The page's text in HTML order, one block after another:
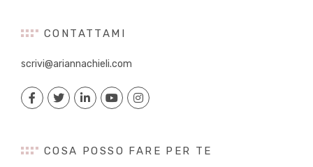
CONTATTAMI
scrivi@ariannachieli.com
COSA POSSO FARE PER TE